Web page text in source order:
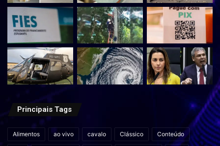
Principais Tags
Alimentos ao vivo cavalo Clássico Conteúdo